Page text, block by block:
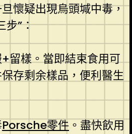
懷疑出現烏頭堿中毒，
步”：
留樣。當即結束食用可
存剩余樣品，便利醫生
Porsche零件 。盡快飲用